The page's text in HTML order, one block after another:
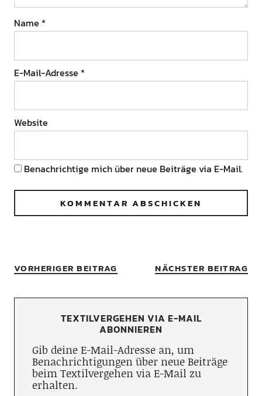
Name *
E-Mail-Adresse *
Website
Benachrichtige mich über neue Beiträge via E-Mail.
VORHERIGER BEITRAG NÄCHSTER BEITRAG
TEXTILVERGEHEN VIA E-MAIL
ABONNIEREN
Gib deine E-Mail-Adresse an, um
Benachrichtigungen über neue Beiträge
beim Textilvergehen via E-Mail zu
erhalten.